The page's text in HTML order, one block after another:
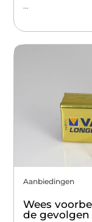
...
Aanbiedingen
Wees
de